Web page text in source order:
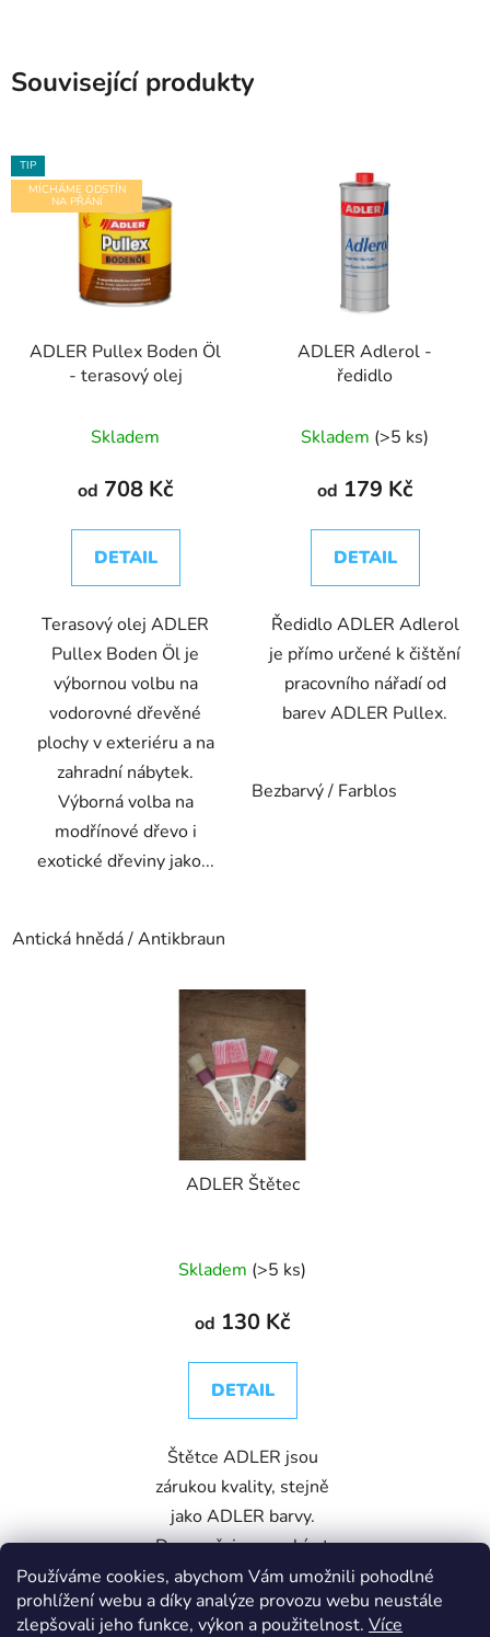
Používáme cookies, abychom Vám umožnili pohodlné
prohlížení webu a díky analýze provozu webu neustále
zlepšovali jeho funkce, výkon a použitelnost. Více
Související produkty
TIP
MÍCHÁME ODSTÍN
NA PŘÁNÍ
ADLER Pullex Boden Öl
- terasový olej
Skladem
od 708 Kč
DETAIL
Terasový olej ADLER
Pullex Boden Öl je
výbornou volbu na
vodorovné dřevěné
plochy v exteriéru a na
zahradní nábytek.
Výborná volba na
modřínové dřevo i
exotické dřeviny jako...
Antická hnědá / Antikbraun
ADLER Adlerol -
ředidlo
Skladem (>5 ks)
od 179 Kč
DETAIL
Ředidlo ADLER Adlerol
je přímo určené k čištění
pracovního nářadí od
barev ADLER Pullex.
Bezbarvý / Farblos
ADLER Štětec
Skladem (>5 ks)
od 130 Kč
DETAIL
Štětce ADLER jsou
zárukou kvality, stejně
jako ADLER barvy.
Doporučujeme vybírat
štětec přímo určený k
zakoupené barvě ADLER.